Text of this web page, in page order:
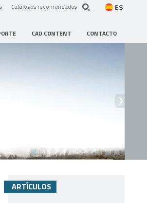
Catálogos recomendados ES
CAD CONTENT CONTACTO
ARTÍCULOS